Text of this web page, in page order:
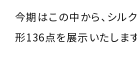
今期はこの中から、シル
形136点を展示いたします